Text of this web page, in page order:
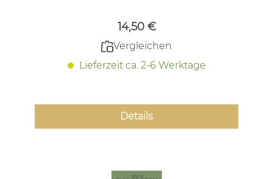
14,50 €
Vergleichen
Lieferzeit ca. 2-6 Werktage
Details